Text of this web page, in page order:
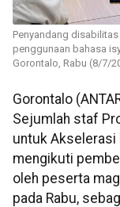
Penyandang
penggunaan bahasa
Gorontalo, Rabu (8/7/
Gorontalo
Sejumlah staf
untuk Akselerasi
mengikuti
oleh peserta
pada Rabu,